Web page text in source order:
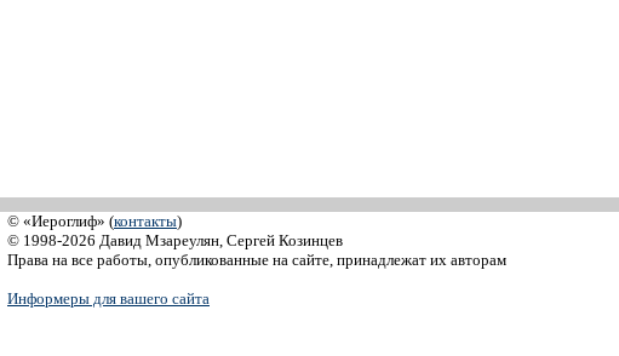
© «Иероглиф» (контакты)
© 1998-2026 Давид Мзареулян, Сергей Козинцев
Права на все работы, опубликованные на сайте, принадлежат их авторам
Информеры для вашего сайта